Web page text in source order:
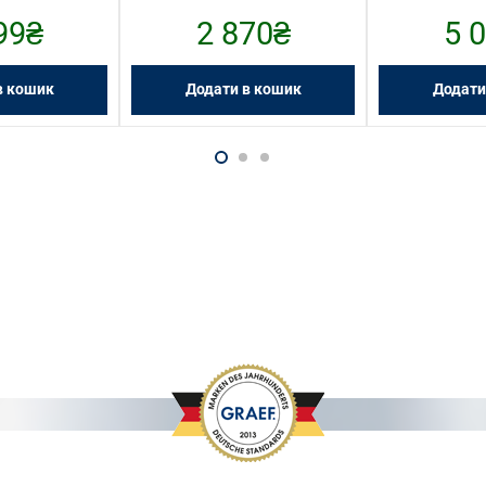
₴
кошик
2 870₴
Додати в кошик
5